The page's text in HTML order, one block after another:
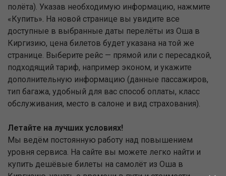
полёта). Указав необходимую информацию, нажмите
«Купить». На новой странице вы увидите все
доступные в выбранные даты перелёты из Оша в
Киргизию, цена билетов будет указана на той же
странице. Выберите рейс — прямой или с пересадкой,
подходящий тариф, например эконом, и укажите
дополнительную информацию (данные пассажиров,
тип багажа, удобный для вас способ оплаты, класс
обслуживания, место в салоне и вид страхования).
Летайте на лучших условиях!
Мы ведём постоянную работу над повышением
уровня сервиса. На сайте вы можете легко найти и
купить дешёвые билеты на самолёт из Оша в